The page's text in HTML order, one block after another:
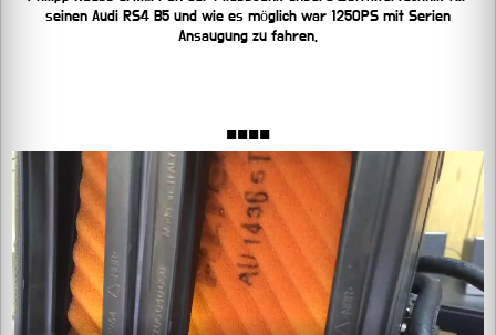
seinen Audi RS4 B5 und wie es möglich war 1250PS mit Serien
Ansaugung zu fahren.
■■■■